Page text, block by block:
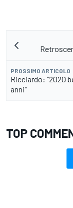
PROSSIMO ARTICOLO
Ricciardo: "2020
anni"
TOP